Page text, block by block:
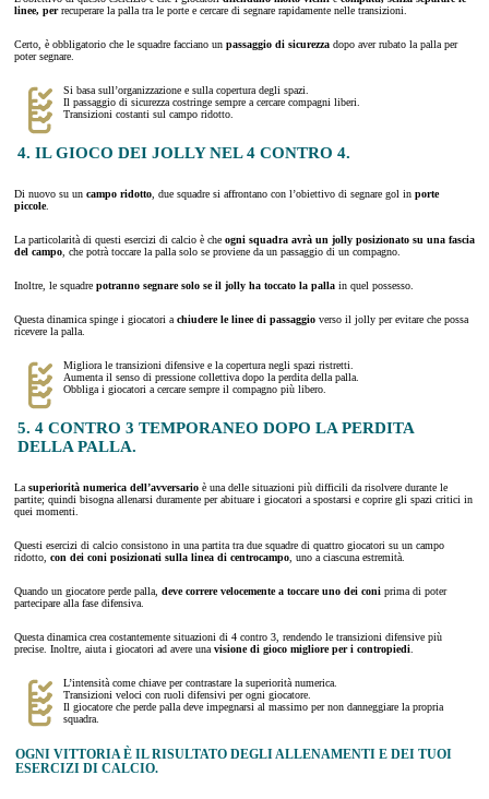
linee, perrecuperare la palla tra le porte e cercare di segnare rapidamente nelle transizioni.
Certo, è obbligatorio che le squadre facciano un passaggio di sicurezza dopo aver rubato la palla per
poter segnare.
Si basa sull’organizzazione e sulla copertura degli spazi.
Il passaggio di sicurezza costringe sempre a cercare compagni liberi.
Transizioni costanti sul campo ridotto.
4. IL GIOCO DEI JOLLY NEL 4 CONTRO 4.
Di nuovo su un campo ridotto , due squadre si affrontano con l’obiettivo di segnare gol in porte
piccole.
La particolarità di questi esercizi di calcio è che ogni squadra avrà un jolly posizionato su una fascia
del campo , che potrà toccare la palla solo se proviene da un passaggio di un compagno.
Inoltre, le squadre potranno segnare solo se il jolly ha toccato la palla in quel possesso.
Questa dinamica spinge i giocatori a chiudere le linee di passaggio verso il jolly per evitare che possa
ricevere la palla.
Migliora le transizioni difensive e la copertura negli spazi ristretti.
Aumenta il senso di pressione collettiva dopo la perdita della palla.
Obbliga i giocatori a cercare sempre il compagno più libero.
5. 4 CONTRO 3 TEMPORANEO DOPO LA PERDITA
DELLA PALLA.
La superiorità numerica dell’avversario è una delle situazioni più difficili da risolvere durante le
partite; quindi bisogna allenarsi duramente per abituare i giocatori a spostarsi e coprire gli spazi critici in
quei momenti.
Questi esercizi di calcio consistono in una partita tra due squadre di quattro giocatori su un campo
ridotto, con dei coni posizionati sulla linea di centrocampo , uno a ciascuna estremità.
Quando un giocatore perde palla, deve correre velocemente a toccare uno dei coni prima di poter
partecipare alla fase difensiva.
Questa dinamica crea costantemente situazioni di 4 contro 3, rendendo le transizioni difensive più
precise. Inoltre, aiuta i giocatori ad avere una visione di gioco migliore per i contropiedi
L’intensità come chiave per contrastare la superiorità numerica.
Transizioni veloci con ruoli difensivi per ogni giocatore.
Il giocatore che perde palla deve impegnarsi al massimo per non danneggiare la propria
squadra.
OGNI VITTORIA È IL RISULTATO DEGLI ALLENAMENTI E DEI TUOI
ESERCIZI DI CALCIO.